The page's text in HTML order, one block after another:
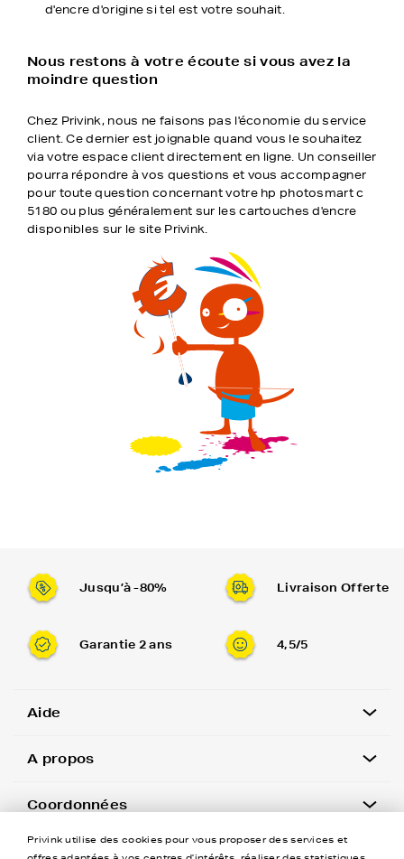
d'encre d'origine si tel est votre souhait.
Nous restons à votre écoute si vous avez la
moindre question
Chez Privink, nous ne faisons pas l'économie du service
client. Ce dernier est joignable quand vous le souhaitez
via votre espace client directement en ligne. Un conseiller
pourra répondre à vos questions et vous accompagner
pour toute question concernant votre hp photosmart c
5180 ou plus généralement sur les cartouches d'encre
disponibles sur le site Privink.
Jusqu’à -80% Livraison Offerte
Garantie 2 ans 4,5/5
Aide
A propos
Coordonnées
Newsletter
Privink utilise des cookies pour vous proposer des services et